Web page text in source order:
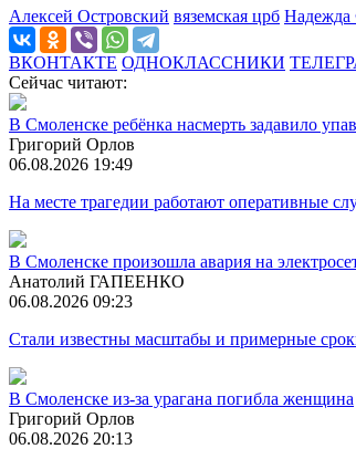
Алексей Островский вяземская црб Надежда
ВКОНТАКТЕ ОДНОКЛАССНИКИ
Сейчас читают:
В Смоленске ребёнка насмерть задавило
Григорий Орлов
06.08.2026 19:49
На месте трагедии работают оперативные
В Смоленске произошла авария на
Анатолий ГАПЕЕНКО
06.08.2026 09:23
Стали известны масштабы и примерные
В Смоленске из-за урагана погибла женщина
Григорий Орлов
06.08.2026 20:13